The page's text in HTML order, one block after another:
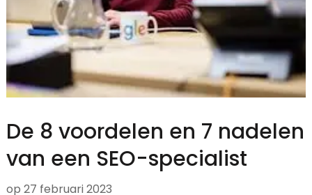
De 8 voordelen en 7 nadelen
van een SEO-specialist
op 27 februari 2023